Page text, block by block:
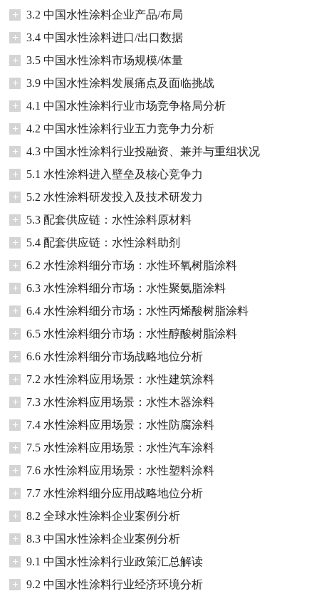
+
3.2 中国水性涂料企业产品/布局
+
3.4 中国水性涂料进口/出口数据
+
3.5 中国水性涂料市场规模/体量
+
3.9 中国水性涂料发展痛点及面临挑战
+
4.1 中国水性涂料行业市场竞争格局分析
+
4.2 中国水性涂料行业五力竞争力分析
+
4.3 中国水性涂料行业投融资、兼并与重组状况
+
5.1 水性涂料进入壁垒及核心竞争力
+
5.2 水性涂料研发投入及技术研发力
+
5.3 配套供应链：水性涂料原材料
+
5.4 配套供应链：水性涂料助剂
+
6.2 水性涂料细分市场：水性环氧树脂涂料
+
6.3 水性涂料细分市场：水性聚氨脂涂料
+
6.4 水性涂料细分市场：水性丙烯酸树脂涂料
+
6.5 水性涂料细分市场：水性醇酸树脂涂料
+
6.6 水性涂料细分市场战略地位分析
+
7.2 水性涂料应用场景：水性建筑涂料
+
7.3 水性涂料应用场景：水性木器涂料
+
7.4 水性涂料应用场景：水性防腐涂料
+
7.5 水性涂料应用场景：水性汽车涂料
+
7.6 水性涂料应用场景：水性塑料涂料
+
7.7 水性涂料细分应用战略地位分析
+
8.2 全球水性涂料企业案例分析
+
8.3 中国水性涂料企业案例分析
+
9.1 中国水性涂料行业政策汇总解读
+
9.2 中国水性涂料行业经济环境分析